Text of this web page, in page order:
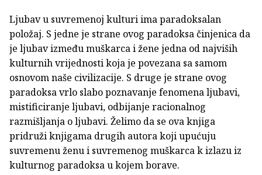
Ljubav u suvremenoj kulturi ima paradoksalan
položaj. S jedne je strane ovog paradoksa činjenica da
je ljubav između muškarca i žene jedna od najviših
kulturnih vrijednosti koja je povezana sa samom
osnovom naše civilizacije. S druge je strane ovog
paradoksa vrlo slabo poznavanje fenomena ljubavi,
mistificiranje ljubavi, odbijanje racionalnog
razmišljanja o ljubavi. Želimo da se ova knjiga
pridruži knjigama drugih autora koji upućuju
suvremenu ženu i suvremenog muškarca k izlazu iz
kulturnog paradoksa u kojem borave.